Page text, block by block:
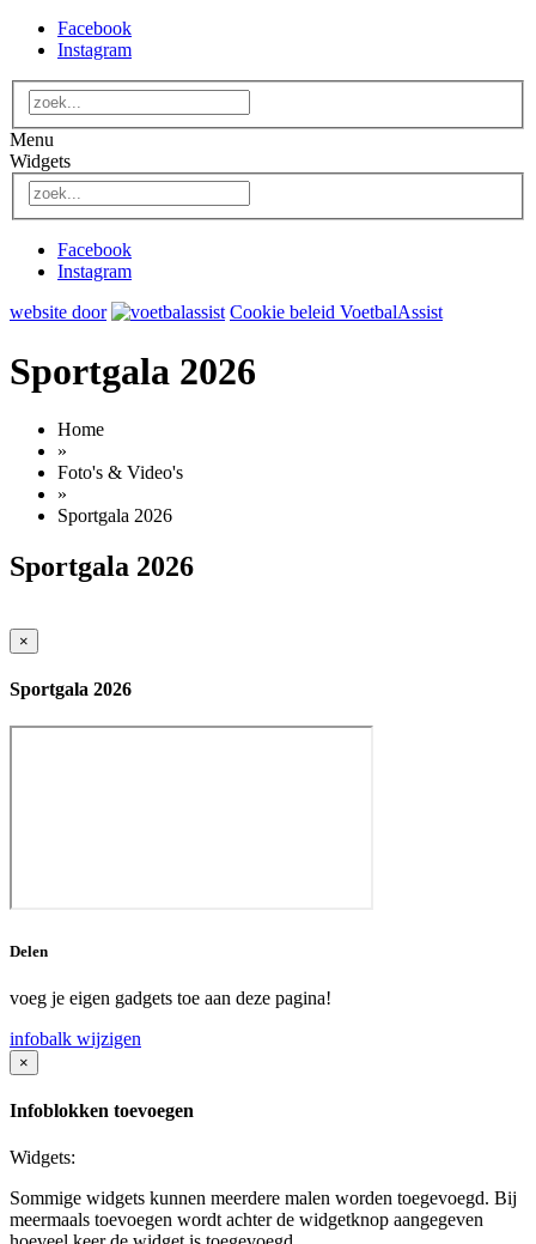
Facebook
Instagram
Menu
Widgets
Facebook
Instagram
website door
Cookie beleid VoetbalAssist
Sportgala 2026
Home
»
Foto's & Video's
»
Sportgala 2026
Sportgala 2026
×
Sportgala 2026
Delen
voeg je eigen gadgets toe aan deze pagina!
infobalk wijzigen
×
Infoblokken toevoegen
Widgets:
Sommige widgets kunnen meerdere malen worden toegevoegd. Bij
meermaals toevoegen wordt achter de widgetknop aangegeven